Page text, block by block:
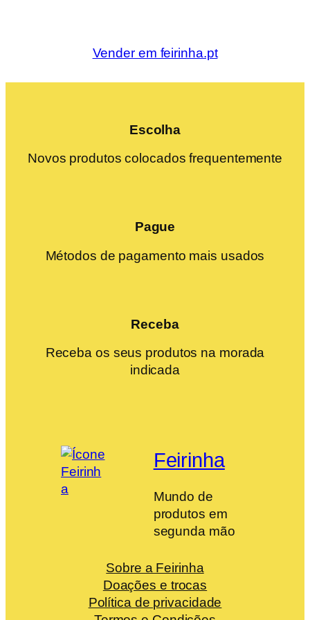
Vender em feirinha.pt
Escolha
Novos produtos colocados frequentemente
Pague
Métodos de pagamento mais usados
Receba
Receba os seus produtos na morada
indicada
Feirinha
Mundo de
produtos em
segunda mão
Sobre a Feirinha
Doações e trocas
Política de privacidade